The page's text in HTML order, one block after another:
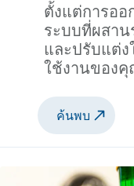
ตั้งแต่การออ
ระบบที่ผสา
และปรับแต่ง
ใช้งานของ
ค้นพบ